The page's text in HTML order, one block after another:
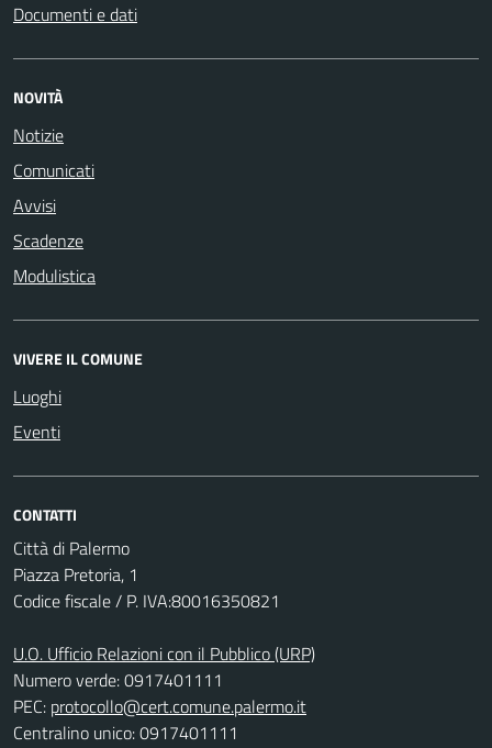
Documenti e dati
NOVITÀ
Notizie
Comunicati
Avvisi
Scadenze
Modulistica
VIVERE IL COMUNE
Luoghi
Eventi
CONTATTI
Città di Palermo
Piazza Pretoria, 1
Codice fiscale / P. IVA:80016350821
U.O. Ufficio Relazioni con il Pubblico (URP)
Numero verde: 0917401111
PEC: protocollo@cert.comune.palermo.it
Centralino unico: 0917401111